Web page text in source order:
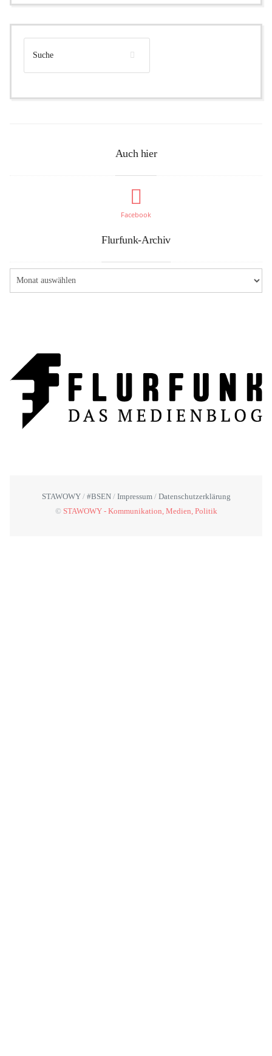
Auch hier
Facebook
Flurfunk-Archiv
STAWOWY #BSEN Impressum
Datenschutzerklärung
© STAWOWY - Kommunikation, Medien, Politik